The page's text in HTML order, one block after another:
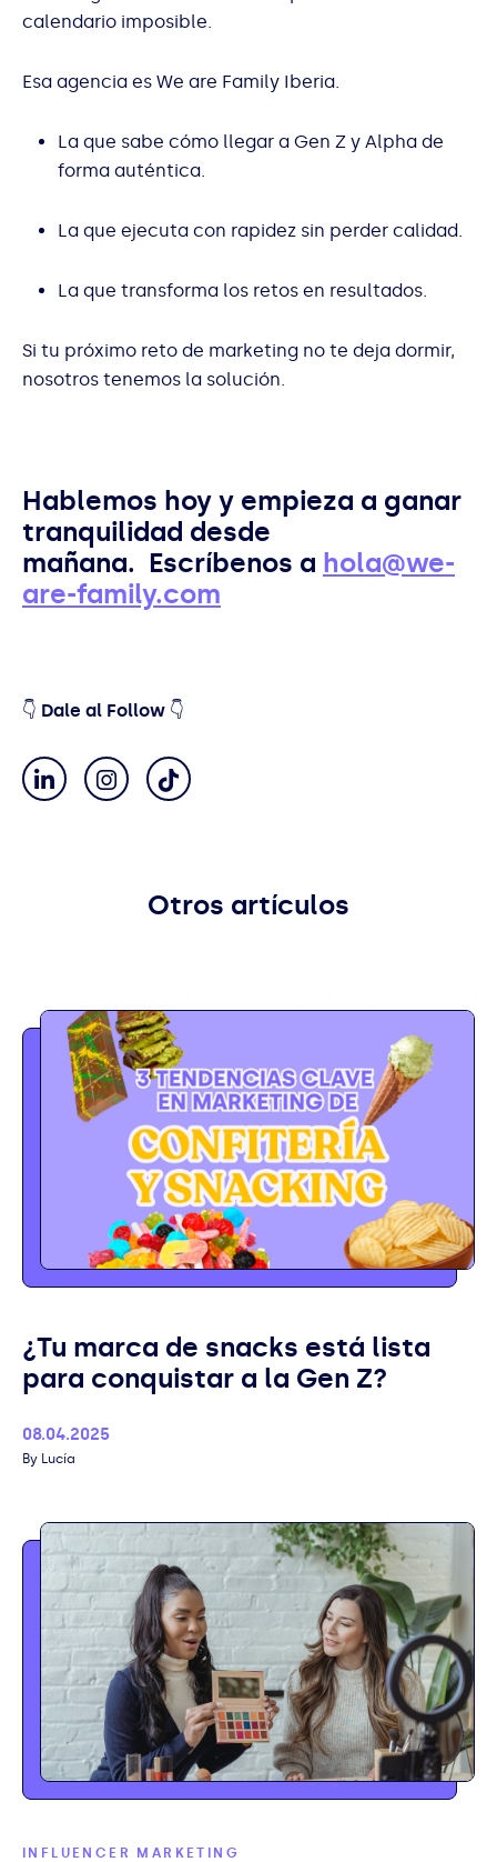
calendario imposible.
Esa agencia es We are Family Iberia.
La que sabe cómo llegar a Gen Z y Alpha de
forma auténtica.
La que ejecuta con rapidez sin perder calidad.
La que transforma los retos en resultados.
Si tu próximo reto de marketing no te deja dormir,
nosotros tenemos la solución.
Hablemos hoy y empieza a ganar
tranquilidad desde
mañana. Escríbenos a hola@we-
are-family.com
👇 Dale al Follow 👇
Otros artículos
¿Tu marca de snacks está lista
para conquistar a la Gen Z?
Published
08.04.2025
Author
Lucía
INFLUENCER MARKETING